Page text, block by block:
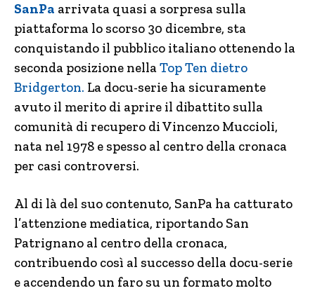
SanPa arrivata quasi a sorpresa sulla
piattaforma lo scorso 30 dicembre, sta
conquistando il pubblico italiano ottenendo la
seconda posizione nellaTop Ten dietro
Bridgerton. La docu-serie ha sicuramente
avuto il merito di aprire il dibattito sulla
comunità di recupero di Vincenzo Muccioli,
nata nel 1978 e spesso al centro della cronaca
per casi controversi.
Al di là del suo contenuto, SanPa ha catturato
l’attenzione mediatica, riportando San
Patrignano al centro della cronaca,
contribuendo così al successo della docu-serie
e accendendo un faro su un formato molto